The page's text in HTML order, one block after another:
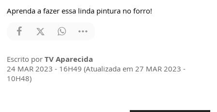
Aprenda a fazer essa linda pintura no forro!
Escrito por TV Aparecida
24 MAR 2023 - 16H49 (Atualizada em 27 MAR 2023 -
10H48)